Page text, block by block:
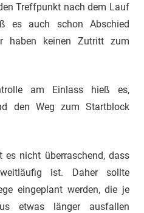
Treffpunkt nach dem Lauf
es auch schon Abschied
haben keinen Zutritt zum
am Einlass hieß es,
den Weg zum Startblock
nicht überraschend, dass
ist. Daher sollte
eingeplant werden, die je
etwas länger ausfallen